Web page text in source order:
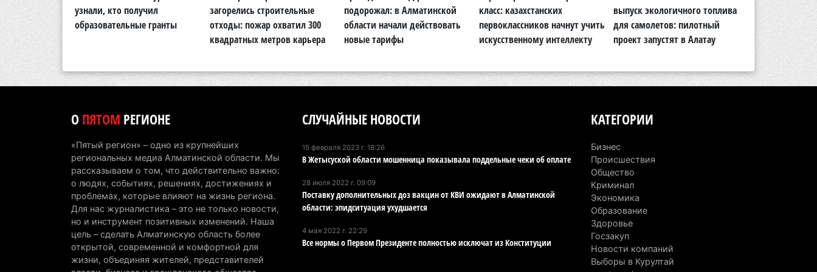
Партия «Әділет» предложила превратить
университеты в центры технологий и
новых рабочих мест
В Алматинской области назначили
4 августа 2026 г. 14:29
В Алматинской области второй день не
могут потушить пожар в Аксайском
4 августа 2026 г. 13:02
В Алматы приостановили лицензии 350
строительным компаниям
4 августа 2026 г. 12:06
узнали, кто получил
образовательные гранты
загорелись строительные
отходы: пожар охватил 300
квадратных метров карьера
подорожал: в Алматинской
области начали действовать
новые тарифы
класс: казахстанских
первоклассников начнут учить
искусственному интеллекту
выпуск экологичного топлива
для самолетов: пилотный
проект запустят в Алатау
ОПЯТОМ РЕГИОНЕ
«Пятый регион» – одно из крупнейших
региональных медиа Алматинской области. Мы
рассказываем о том, что действительно важно:
о людях, событиях, решениях, достижениях и
проблемах, которые влияют на жизнь региона.
Для нас журналистика – это не только новости,
но и инструмент позитивных изменений. Наша
цель – сделать Алматинскую область более
открытой, современной и комфортной для
жизни, объединяя жителей, представителей
СЛУЧАЙНЫЕ НОВОСТИ
15 февраля 2023 г. 18:26
В Жетысуской области мошенница показывала поддельные чеки об оплате
28 июля 2022 г. 09:09
Поставку дополнительных доз вакцин от КВИ ожидают в Алматинской
области: эпидситуация ухудшается
4 мая 2022 г. 22:29
Все нормы о Первом Президенте полностью исключат из Конституции
КАТЕГОРИИ
Бизнес
Происшествия
Общество
Криминал
Экономика
Образование
Здоровье
Госзакуп
Новости компаний
Выборы в Курултай